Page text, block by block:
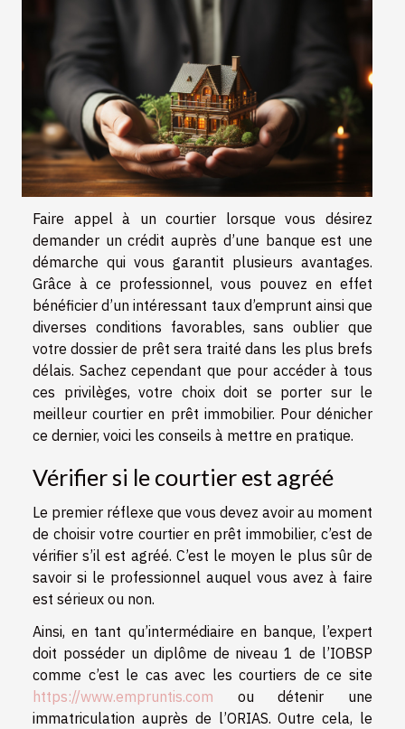
Faire appel à un courtier lorsque vous désirez
demander un crédit auprès d’une banque est une
démarche qui vous garantit plusieurs avantages.
Grâce à ce professionnel, vous pouvez en effet
bénéficier d’un intéressant taux d’emprunt ainsi que
diverses conditions favorables, sans oublier que
votre dossier de prêt sera traité dans les plus brefs
délais. Sachez cependant que pour accéder à tous
ces privilèges, votre choix doit se porter sur le
meilleur courtier en prêt immobilier. Pour dénicher
ce dernier, voici les conseils à mettre en pratique.
Vérifier si le courtier est agréé
Le premier réflexe que vous devez avoir au moment
de choisir votre courtier en prêt immobilier, c’est de
vérifier s’il est agréé. C’est le moyen le plus sûr de
savoir si le professionnel auquel vous avez à faire
est sérieux ou non.
Ainsi, en tant qu’intermédiaire en banque, l’expert
doit posséder un diplôme de niveau 1 de l’IOBSP
comme c’est le cas avec les courtiers de ce site
https://www.empruntis.com ou détenir une
immatriculation auprès de l’ORIAS. Outre cela, le